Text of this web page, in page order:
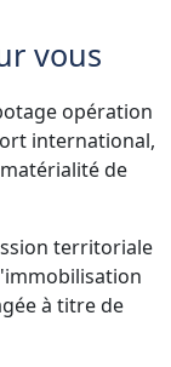
vous
opération
international,
de
territoriale
à titre de